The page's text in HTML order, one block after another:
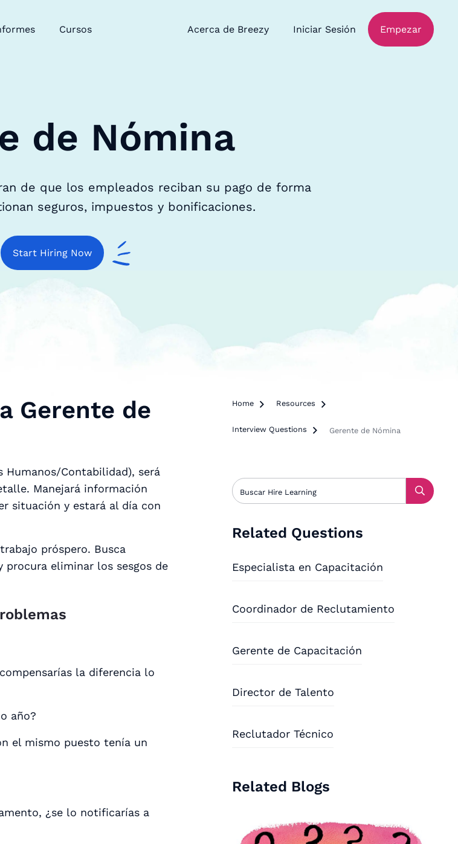
Cursos Acerca de Breezy Iniciar Sesión Empezar
de Nómina
de que los empleados reciban su pago de forma
seguros, impuestos y bonificaciones.
Start Hiring Now
Gerente de
Contabilidad), será
Manejará información
situación y estará al día con
próspero. Busca
procura eliminar los sesgos de
la diferencia lo
año?
el mismo puesto tenía un
¿se lo notificarías a
Home  Resources 
Interview Questions  Gerente de Nómina
Related Questions
Especialista en Capacitación
Coordinador de Reclutamiento
Gerente de Capacitación
Director de Talento
Reclutador Técnico
Related Blogs